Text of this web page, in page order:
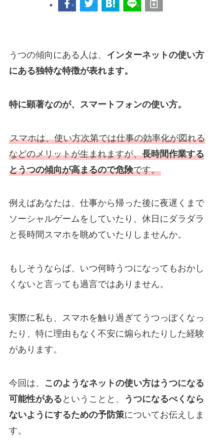
うつの傾向にある人は、 インターネットの使い方
にある独特な特徴が表れます。
特に顕著なのが、スマートフォンの使い方。
スマホは、使い方次第では仕事の効率化が図れる
などのメリットが生まれますが、長時間作業する
とうつの傾向が高まるので危険です。
例えばあなたは、仕事から帰った後に夜遅くまで
ソーシャルゲームをしていたり、休日にダラダラ
と長時間スマホを眺めていたりしませんか。
もしそうならば、いつ何時うつになってもおかし
くないと言っても過言ではありません。
実際に私も、スマホを触り過ぎてうつっぽくなっ
たり、特に理由もなく不安に煽られたりした経験
があります。
今回は、
このようなネットの使い方はうつになる
可能性がある ということと、
うつになるべくなら
ないようにするための予防策についてお伝えしま
す。